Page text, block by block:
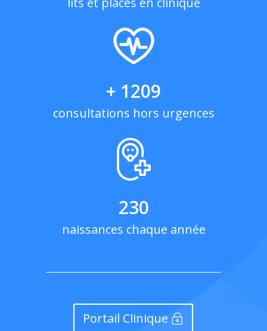
+ 1209
consultations hors urgences
230
naissances chaque année
Portail Clinique